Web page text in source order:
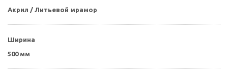
Акрил / Литьевой мрамор
Ширина
500 мм